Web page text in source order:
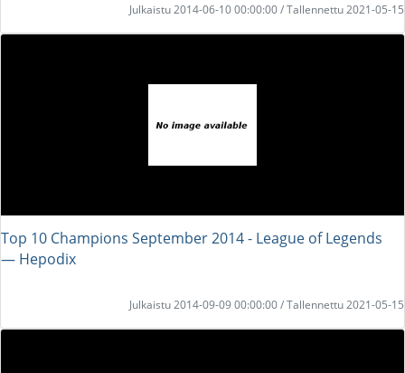
Julkaistu 2014-06-10 00:00:00 / Tallennettu 2021-05-15
Top 10 Champions September 2014 - League of Legends
― Hepodix
Julkaistu 2014-09-09 00:00:00 / Tallennettu 2021-05-15